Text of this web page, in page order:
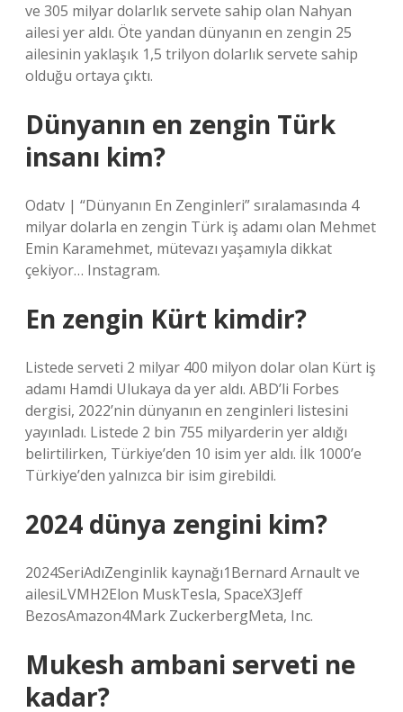
ve 305 milyar dolarlık servete sahip olan Nahyan
ailesi yer aldı. Öte yandan dünyanın en zengin 25
ailesinin yaklaşık 1,5 trilyon dolarlık servete sahip
olduğu ortaya çıktı.
Dünyanın en zengin Türk
insanı kim?
Odatv | “Dünyanın En Zenginleri” sıralamasında 4
milyar dolarla en zengin Türk iş adamı olan Mehmet
Emin Karamehmet, mütevazı yaşamıyla dikkat
çekiyor… Instagram.
En zengin Kürt kimdir?
Listede serveti 2 milyar 400 milyon dolar olan Kürt iş
adamı Hamdi Ulukaya da yer aldı. ABD’li Forbes
dergisi, 2022’nin dünyanın en zenginleri listesini
yayınladı. Listede 2 bin 755 milyarderin yer aldığı
belirtilirken, Türkiye’den 10 isim yer aldı. İlk 1000’e
Türkiye’den yalnızca bir isim girebildi.
2024 dünya zengini kim?
2024SeriAdıZenginlik kaynağı1Bernard Arnault ve
ailesiLVMH2Elon MuskTesla, SpaceX3Jeff
BezosAmazon4Mark ZuckerbergMeta, Inc.
Mukesh ambani serveti ne
kadar?